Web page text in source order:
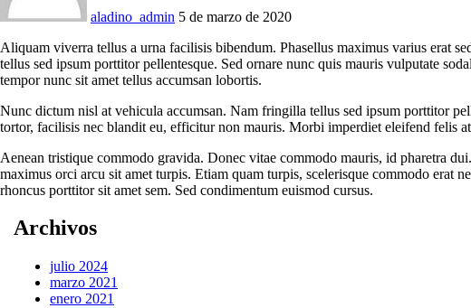
aladino_admin 5 de marzo de 2020
Aliquam viverra tellus a urna facilisis bibendum. Phasellus maximus varius erat
tellus sed ipsum porttitor pellentesque. Sed ornare nunc quis mauris vulputate
tempor nunc sit amet tellus accumsan lobortis.
Nunc dictum nisl at vehicula accumsan. Nam fringilla tellus sed ipsum porttitor
tortor, facilisis nec blandit eu, efficitur non mauris. Morbi imperdiet eleifend felis
Aenean tristique commodo gravida. Donec vitae commodo mauris, id pharetra
maximus orci arcu sit amet turpis. Etiam quam turpis, scelerisque commodo erat
rhoncus porttitor sit amet sem. Sed condimentum euismod cursus.
Archivos
julio 2024
marzo 2021
enero 2021